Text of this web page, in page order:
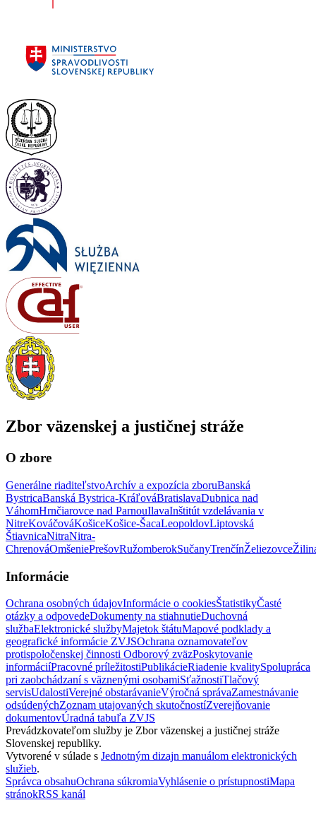
Zbor väzenskej a justičnej stráže
O zbore
Generálne riaditeľstvoArchív a expozícia zboruBanská
BystricaBanská Bystrica-KráľováBratislavaDubnica nad
VáhomHrnčiarovce nad ParnouIlavaInštitút vzdelávania v
NitreKováčováKošiceKošice-ŠacaLeopoldovLiptovská
ŠtiavnicaNitraNitra-
ChrenováOmšeniePrešovRužomberokSučanyTrenčínŽeliezovce
Informácie
Ochrana osobných údajovInformácie o cookiesŠtatistikyČasté
otázky a odpovedeDokumenty na stiahnutieDuchovná
službaElektronické službyMajetok štátuMapové podklady a
geografické informácie ZVJSOchrana oznamovateľov
protispoločenskej činnosti Odborový zväzPoskytovanie
informáciíPracovné príležitostiPublikácieRiadenie kvalitySpolupráca
pri zaobchádzaní s väznenými osobamiSťažnostiTlačový
servisUdalostiVerejné obstarávanieVýročná správaZamestnávanie
odsúdenýchZoznam utajovaných skutočnostíZverejňovanie
dokumentovÚradná tabuľa ZVJS
Prevádzkovateľom služby je Zbor väzenskej a justičnej stráže
Slovenskej republiky.
Vytvorené v súlade s Jednotným dizajn manuálom elektronických
služieb.
Správca obsahuOchrana súkromiaVyhlásenie o prístupnostiMapa
stránokRSS kanál